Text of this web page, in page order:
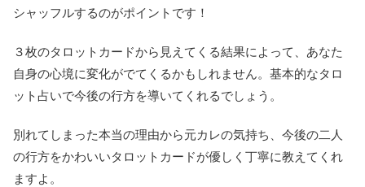
シャッフルするのがポイントです！
３枚のタロットカードから見えてくる結果によって、あなた
自身の心境に変化がでてくるかもしれません。基本的なタロ
ット占いで今後の行方を導いてくれるでしょう。
別れてしまった本当の理由から元カレの気持ち、今後の二人
の行方をかわいいタロットカードが優しく丁寧に教えてくれ
ますよ。